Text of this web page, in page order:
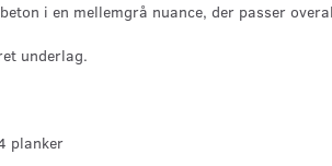
i en mellemgrå nuance, der passer
underlag.
planker